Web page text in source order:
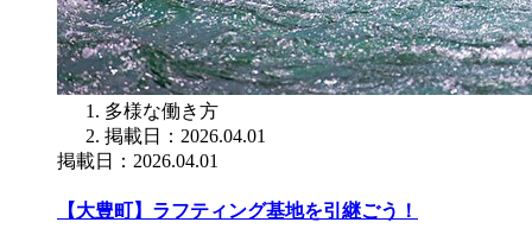
多様な働き方
掲載日：2026.04.01
掲載日：2026.04.01
【大豊町】ラフティング基地を引継ごう！